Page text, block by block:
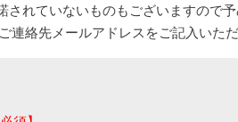
されていないものもございますので予
連絡先メールアドレスをご記入いた